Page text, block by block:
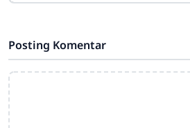
Posting Komentar